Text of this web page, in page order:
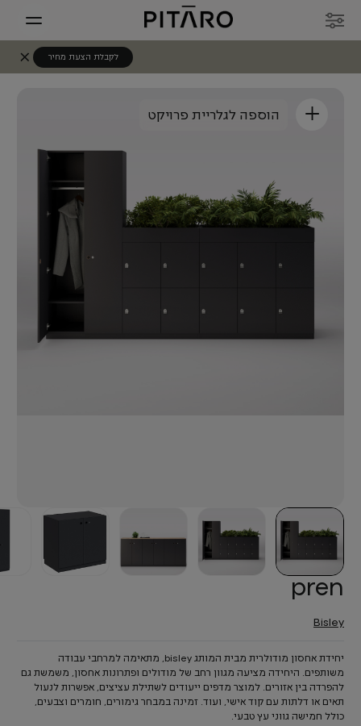
לקבלת הצעת מחיר
+ הוספה לגלריית פרויקט
pren
Bisley
יחידת אחסון מודולרית מבית המותג bisley, מתאימה למרחבי עבודה
משותפים. היחידה מציעה מגוון רחב של מודולים ופתרונות אחסון, משמשת גם
להפרדה בין אזורים. למוצר מדפים ייעודים לשתילת עציצים, אפשרות לנעול
תאים או דלתות עם קוד אישי, ועוד. זמינה במבחר גימורים, חומרים וצבעים,
כולל חמישה גווני עץ טבעי.